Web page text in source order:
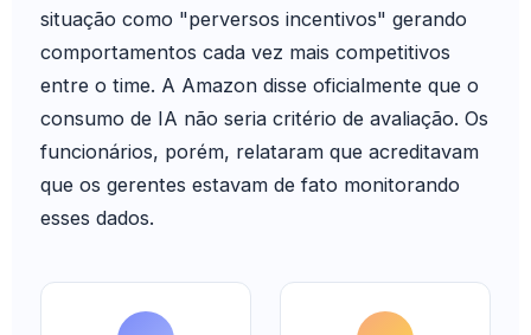
situação como "perversos incentivos" gerando
comportamentos cada vez mais competitivos
entre o time. A Amazon disse oficialmente que o
consumo de IA não seria critério de avaliação. Os
funcionários, porém, relataram que acreditavam
que os gerentes estavam de fato monitorando
esses dados.